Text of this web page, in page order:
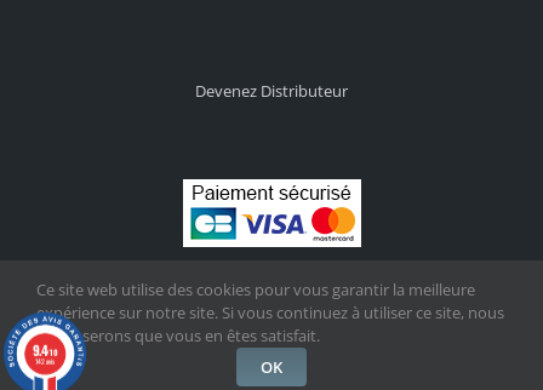
Devenez Distributeur
Ce site web utilise des cookies pour vous garantir la meilleure
expérience sur notre site. Si vous continuez à utiliser ce site, nous
supposerons que vous en êtes satisfait.
OK
9.4/10
142 avis